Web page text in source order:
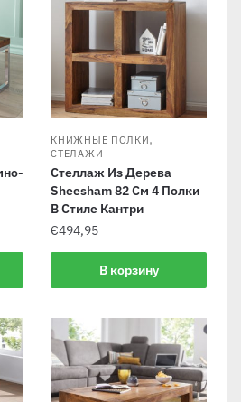
КНИЖНЫЕ ПОЛКИ,
СТЕЛАЖИ
Стеллаж Из Дерева
Sheesham 82 См 4 Полки
В Стиле Кантри
€494,95
В корзину